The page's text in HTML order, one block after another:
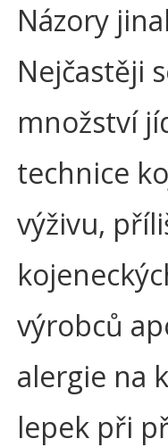
Názory
Nejčastěji
množství
technice
výživu,
výrobců
alergie na
lepek při